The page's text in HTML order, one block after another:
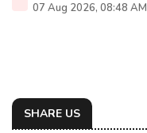
07 Aug 2026, 08:48 AM
SHARE US